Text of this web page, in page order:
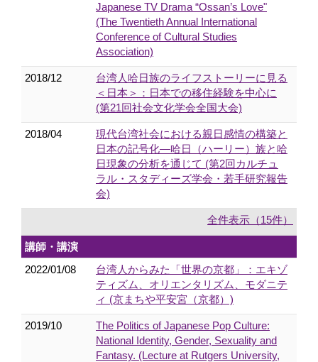
Japanese TV Drama “Ossan’s Love"
(The Twentieth Annual International
Conference of Cultural Studies
Association)
2018/12
台湾人哈日族のライフストーリーに見る
＜日本＞：日本での移住経験を中心に
(第21回社会文化学会全国大会)
2018/04
現代台湾社会における親日感情の構築と
日本の記号化―哈日（ハーリー）族と哈
日現象の分析を通じて (第2回カルチュ
ラル・スタディーズ学会・若手研究報告
会)
全件表示（15件）
講師・講演
2022/01/08
台湾人からみた「世界の京都」：エキゾ
ティズム、オリエンタリズム、モダニテ
ィ (京まちや平安宮（京都）)
2019/10
The Politics of Japanese Pop Culture:
National Identity, Gender, Sexuality and
Fantasy. (Lecture at Rutgers University,